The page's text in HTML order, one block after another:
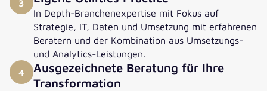
3
In Depth-Branchenexpertise mit Fokus auf
Strategie, IT, Daten und Umsetzung mit erfahrenen
Beratern und der Kombination aus Umsetzungs-
und Analytics-Leistungen.
4
Ausgezeichnete Beratung für Ihre
Transformation